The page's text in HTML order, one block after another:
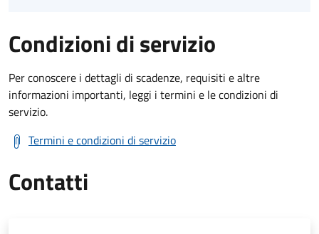
Condizioni di servizio
Per conoscere i dettagli di scadenze, requisiti e altre
informazioni importanti, leggi i termini e le condizioni di
servizio.
Termini e condizioni di servizio
Contatti